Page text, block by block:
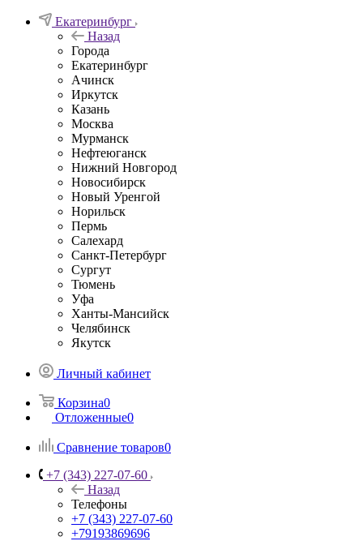
Екатеринбург
Назад
Города
Екатеринбург
Ачинск
Иркутск
Казань
Москва
Мурманск
Нефтеюганск
Нижний Новгород
Новосибирск
Новый Уренгой
Норильск
Пермь
Салехард
Санкт-Петербург
Сургут
Тюмень
Уфа
Ханты-Мансийск
Челябинск
Якутск
Личный кабинет
Корзина0
Отложенные0
Сравнение товаров0
+7 (343) 227-07-60
Назад
Телефоны
+7 (343) 227-07-60
+79193869696